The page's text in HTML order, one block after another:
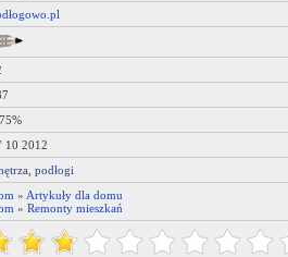
10 2012
podłogi
» Artykuły dla domu
» Remonty mieszkań